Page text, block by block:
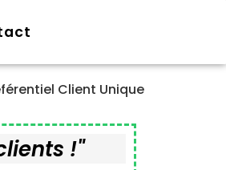
Client Unique
!"